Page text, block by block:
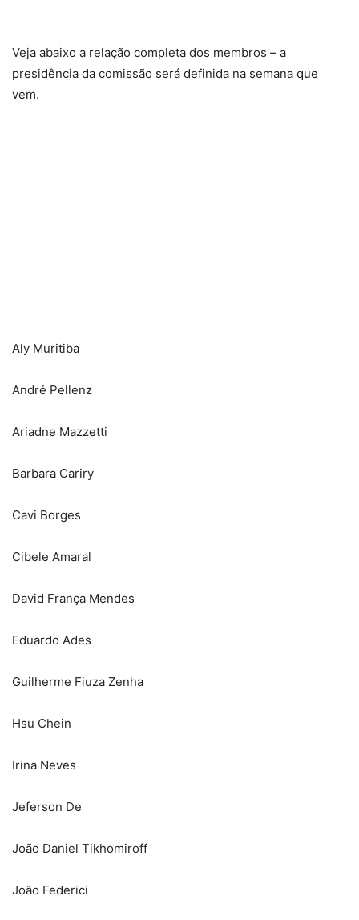
Veja abaixo a relação completa dos membros – a
presidência da comissão será definida na semana que
vem.
Aly Muritiba
André Pellenz
Ariadne Mazzetti
Barbara Cariry
Cavi Borges
Cibele Amaral
David França Mendes
Eduardo Ades
Guilherme Fiuza Zenha
Hsu Chein
Irina Neves
Jeferson De
João Daniel Tikhomiroff
João Federici